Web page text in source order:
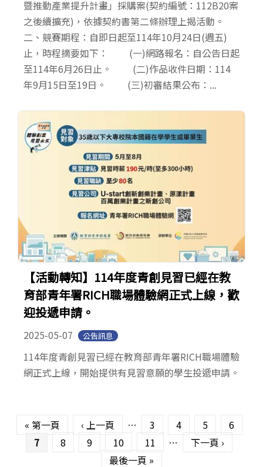
暨推動產業提升計畫」採購案(契約編號：112B20案
之後續擴充)，依據契約書第二條辦理上揭活動。
二、競賽期程：自即日起至114年10月24日(週五)
止，時程摘要如下： (一)網路報名：自公告日起
至114年6月26日止。 (二)作品收件日期：114
年9月15日至19日。 (三)初審結果公布：...
【活動轉知】114年度青創見習已經在教
育部青年署RICH職場體驗網正式上線，歡
迎投遞申請。
2025-05-07 公告訊息
114年度青創見習已經在教育部青年署RICH職場體驗
網正式上線，開始提供有見習意願的學生投遞申請。
« 第一頁 ‹ 上一頁 … 3 4 5
6
7
8 9 10 11 …
下一頁 ›
最後一頁 »